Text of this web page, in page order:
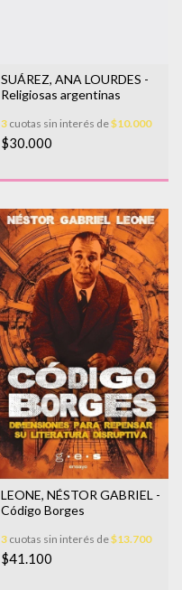
SUÁREZ, ANA LOURDES -
Religiosas argentinas
3 cuotas sin interés de$10.000
$30.000
LEONE, NÉSTOR GABRIEL -
Código Borges
3 cuotas sin interés de$13.700
$41.100